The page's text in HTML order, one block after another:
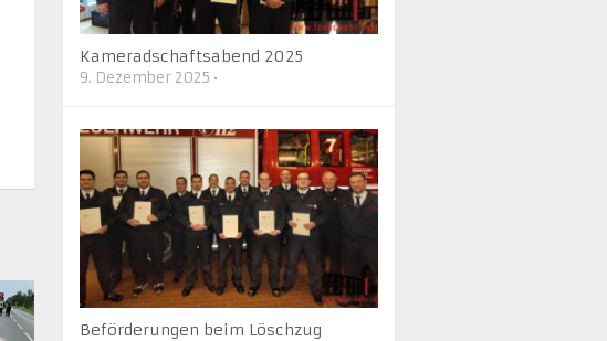
Kameradschaftsabend 2025
9. Dezember 2025 •
Beförderungen beim Löschzug